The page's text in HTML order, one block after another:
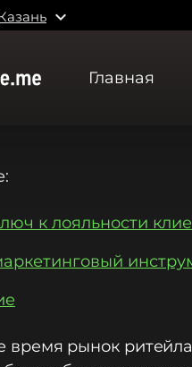
expand_more
Главная
к лояльности
время рынок